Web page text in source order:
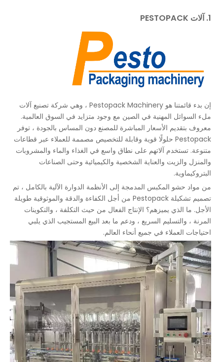
1. آلات PESTOPACK
إن بدء قائمتنا هو Pestopack Machinery ، وهي شركة تصنيع آلات
ملء السوائل المهنية في الصين مع وجود متزايد في السوق العالمية.
معروف بتقديم الأسعار المباشرة للمصنع دون المساس بالجودة ، توفر
Pestopack حلولًا قوية وقابلة للتخصيص مصممة للعملاء عبر قطاعات
متنوعة. تستخدم آلاتهم على نطاق واسع في الغذاء والماء والمشروبات
والمنزل والزيت والعناية الشخصية والكيميائية وحتى الصناعات
البتروكيماوية.
من مواد حشو المكبس المدمجة إلى الأنظمة الدوارة الآلية بالكامل ، تم
تصميم تشكيلة Pestopack من أجل الكفاءة والدقة والموثوقية طويلة
الأجل. ما الذي يميزهم؟ الإنتاج الفعال من حيث التكلفة ، والتكوينات
المرنة ، والتسليم السريع ، ودعم ما بعد البيع المستجيب الذي يلبي
احتياجات العملاء في جميع أنحاء العالم.